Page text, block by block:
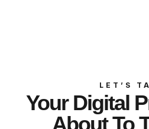
LET’S
Your Digital
About To